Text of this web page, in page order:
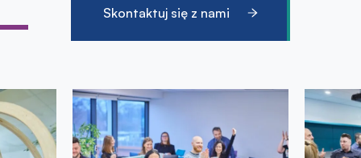
Skontaktuj się z nami